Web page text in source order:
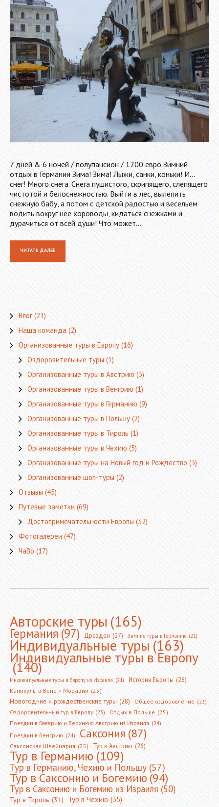
7 дней & 6 ночей / полупансион / 1200 евро Зимний
отдых в Германии Зима! Зима! Лыжи, санки, коньки! И…
снег! Много снега. Снега пушистого, скрипящего, слепящего
чистотой и белоснежностью. Выйти в лес, вылепить
снежную бабу, а потом с детской радостью и весельем
водить вокруг нее хороводы, кидаться снежками и
дурачиться от всей души! Что может…
ЧИТАТЬ ДАЛЕЕ
Влог(21)
Наша команда(2)
Организованные туры в Европу(16)
Оздоровительные туры(1)
Организованные туры в Австрию(3)
Организованные туры в Венгрию(1)
Организованные туры в Германию(9)
Организованные туры в Польшу(2)
Организованные туры в Тироль(1)
Организованные туры в Чехию(5)
Организованные туры на Новый год и Рождество(3)
Организованные шоп-туры(2)
Отзывы(45)
Путевые заметки(69)
Достопримечательности Европы(32)
Фотогалереи(47)
ЧаВо(17)
Авторские туры(165)
Германия(97) Дрезден (27) Зимние туры в Германию (21)
Индивидуальные туры(163)
Индивидуальные туры в Европу
(140)
Индивидуальные туры в Европу из Израиля (21) История Европы (26)
Каникулы в Вене и Моравии (25)
Новогодние и рождественские туры (28) Общее оздоровление (23)
Оздоровительный тур в Европу (23) Отдых в Польше (25)
Поездки в Баварию и Верхнюю Австрию из Израиля (24)
Поездки в Венгрию (24) Саксония(87)
Саксонская Швейцария (25) Тур в Австрию (26)
Тур в Германию(109)
Тур в Германию, Чехию и Польшу (57)
Тур в Саксонию и Богемию(94)
Тур в Саксонию и Богемию из Израиля (50)
Тур в Тироль (31) Тур в Чехию (35)